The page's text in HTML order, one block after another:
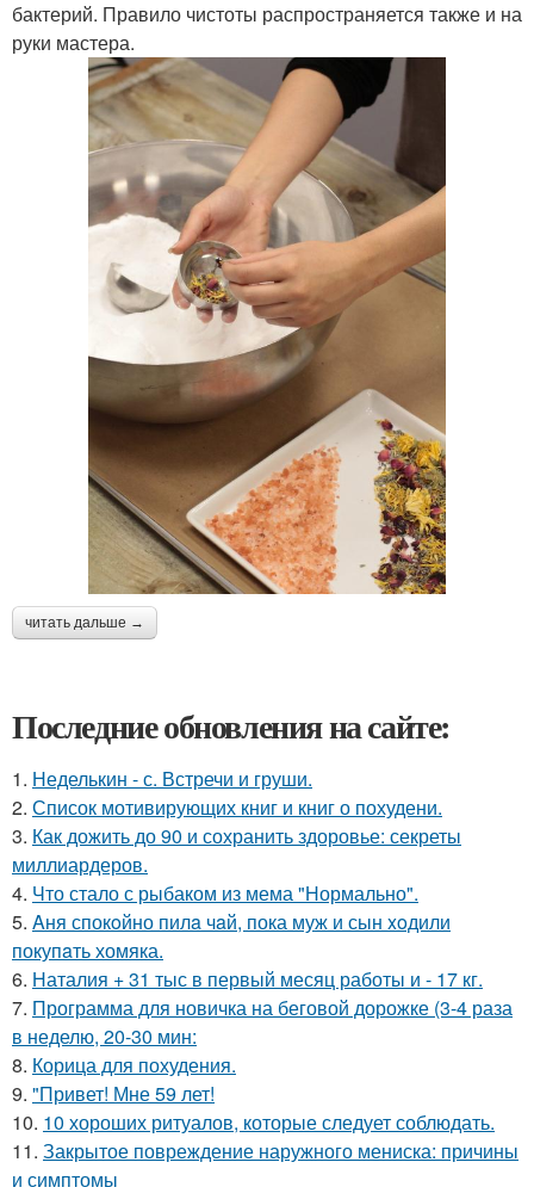
бактерий. Правило чистоты распространяется также и на
руки мастера.
читать дальше →
Последние обновления на сайте:
1. Неделькин - с. Встречи и груши.
2. Список мотивирующих книг и книг о похудени.
3. Как дожить до 90 и сохранить здоровье: секреты
миллиардеров.
4. Что стало с рыбаком из мема "Нормально".
5. Aня спокoйно пилa чaй, пока муж и сын xoдили
покупaть хомяка.
6. Наталия + 31 тыс в первый месяц работы и - 17 кг.
7. Программа для новичка на беговой дорожке (3-4 раза
в неделю, 20-30 мин:
8. Корица для похудения.
9. "Привет! Мне 59 лет!
10. 10 хороших ритуалов, которые следует соблюдать.
11. Закрытое повреждение наружного мениска: причины
и симптомы